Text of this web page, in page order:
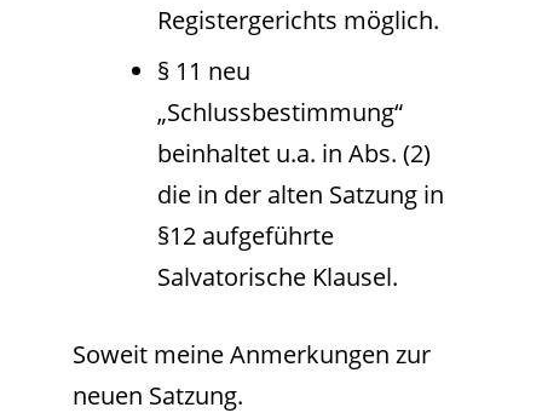
Registergerichts möglich.
§ 11 neu
„Schlussbestimmung“
beinhaltet u.a. in Abs. (2)
die in der alten Satzung in
§12 aufgeführte
Salvatorische Klausel.
Soweit meine Anmerkungen zur
neuen Satzung.